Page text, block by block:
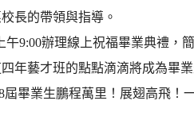
長的帶領與指導。
午9:00辦理線上祝福畢業典禮，
年藝才班的點點滴滴將成為畢
屆畢業生鵬程萬里！展翅高飛！